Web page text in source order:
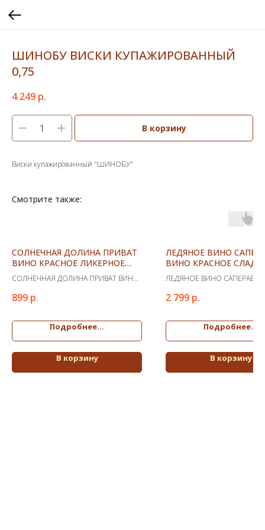
ШИНОБУ ВИСКИ КУПАЖИРОВАННЫЙ
0,75
4 249 р.
В корзину
Виски купажированный "ШИНОБУ"
Смотрите также:
СОЛНЕЧНАЯ ДОЛИНА ПРИВАТ
ВИНО КРАСНОЕ ЛИКЕРНОЕ
(КЕ)
СОЛНЕЧНАЯ ДОЛИНА ПРИВАТ ВИНО
899 р.
Подробнее...
В корзину
ЛЕДЯНОЕ ВИНО
ВИНО КРАСНОЕ
0.375
ЛЕДЯНОЕ ВИНО САПЕРАВИ
2 799 р.
Подробнее...
В корзину